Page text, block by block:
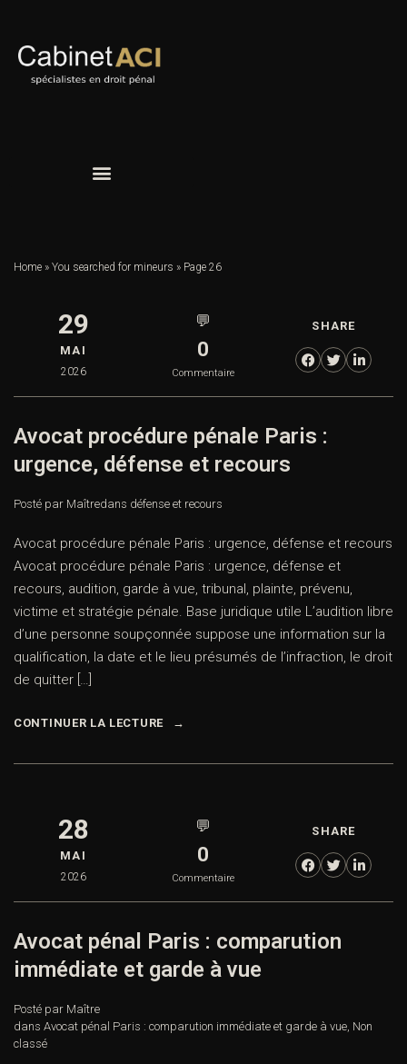
Home » You searched for mineurs » Page 26
29
MAI
2026
💬
0
Commentaire
SHARE
Avocat procédure pénale Paris :
urgence, défense et recours
Posté par Maîtredans défense et recours
Avocat procédure pénale Paris : urgence, défense et recours
Avocat procédure pénale Paris : urgence, défense et
recours, audition, garde à vue, tribunal, plainte, prévenu,
victime et stratégie pénale. Base juridique utile L’audition libre
d’une personne soupçonnée suppose une information sur la
qualification, la date et le lieu présumés de l’infraction, le droit
de quitter […]
CONTINUER LA LECTURE
28
MAI
2026
💬
0
Commentaire
SHARE
Avocat pénal Paris : comparution
immédiate et garde à vue
Posté par Maître
dans Avocat pénal Paris : comparution immédiate et garde à vue, Non
classé